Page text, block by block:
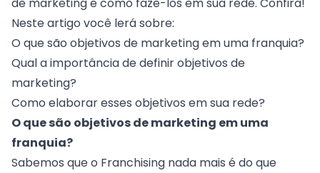
Neste artigo você lerá sobre:
O que são objetivos de marketing em uma franquia?
Qual a importância de definir objetivos de
marketing?
Como elaborar esses objetivos em sua rede?
O que são objetivos de marketing em uma
franquia?
Sabemos que o Franchising nada mais é do que